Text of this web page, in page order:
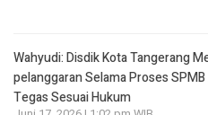
Wahyudi: Disdik Kota Tangerang
pelanggaran Selama Proses
Tegas Sesuai Hukum